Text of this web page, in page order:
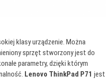
klasy urządzenie. Można
sprzęt stworzony jest do
parametry, dzięki którym
Lenovo ThinkPad P71 jest